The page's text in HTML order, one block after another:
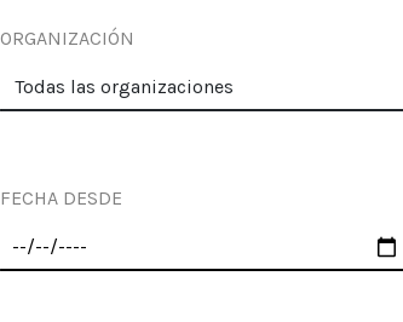
ORGANIZACIÓN
FECHA DESDE